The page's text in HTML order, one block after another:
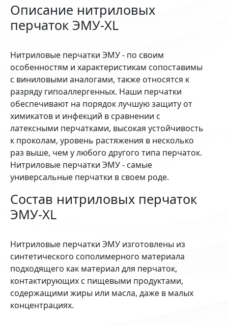
Описание нитриловых
перчаток ЭМУ-XL
Нитриловые перчатки ЭМУ - по своим
особенностям и характеристикам сопоставимы
с виниловыми аналогами, также относятся к
разряду гипоаллергенных. Наши перчатки
обеспечивают на порядок лучшую защиту от
химикатов и инфекций в сравнении с
латексными перчатками, высокая устойчивость
к проколам, уровень растяжения в несколько
раз выше, чем у любого другого типа перчаток.
Нитриловые перчатки ЭМУ - самые
универсальные перчатки в своем роде.
Состав нитриловых перчаток
ЭМУ-XL
Нитриловые перчатки ЭМУ изготовлены из
синтетического сополимерного материала
подходящего как материал для перчаток,
контактирующих с пищевыми продуктами,
содержащими жиры или масла, даже в малых
концентрациях.